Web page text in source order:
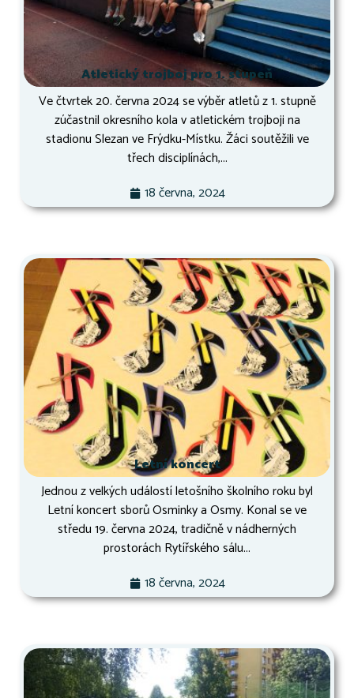
Atletický trojboj pro 1. stupeň
Ve čtvrtek 20. června 2024 se výběr atletů z 1. stupně
zúčastnil okresního kola v atletickém trojboji na
stadionu Slezan ve Frýdku-Místku. Žáci soutěžili ve
třech disciplínách,...
18 června, 2024
Letní koncert
Jednou z velkých událostí letošního školního roku byl
Letní koncert sborů Osminky a Osmy. Konal se ve
středu 19. června 2024, tradičně v nádherných
prostorách Rytířského sálu...
18 června, 2024